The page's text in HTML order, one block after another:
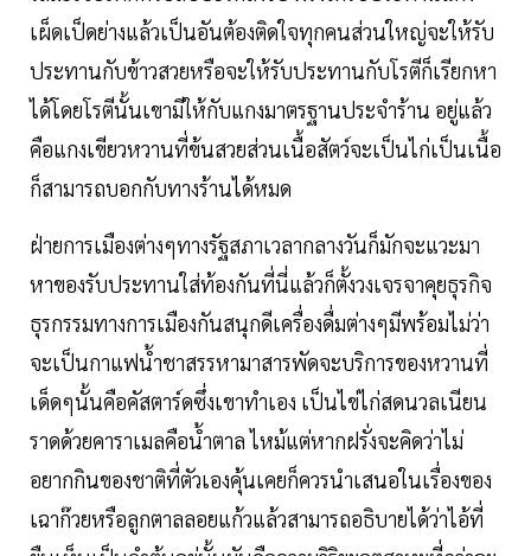
เผ็ดเป็ดย่างแล้วเป็นอันต้องติดใจทุกคนส่วนใหญ่จะให้รับ
ประทานกับข้าวสวยหรือจะให้รับประทานกับโรตีก็เรียกหา
ได้โดยโรตีนั้นเขามีให้กับแกงมาตรฐานประจำร้าน อยู่แล้ว
คือแกงเขียวหวานที่ข้นสวยส่วนเนื้อสัตว์จะเป็นไก่เป็นเนื้อ
ก็สามารถบอกกับทางร้านได้หมด
ฝ่ายการเมืองต่างๆทางรัฐสภาเวลากลางวันก็มักจะแวะมา
หาของรับประทานใส่ท้องกันที่นี่แล้วก็ตั้งวงเจรจาคุยธุรกิจ
ธุรกรรมทางการเมืองกันสนุกดีเครื่องดื่มต่างๆมีพร้อมไม่ว่า
จะเป็นกาแฟน้ำชาสรรหามาสารพัดจะบริการของหวานที่
เด็ดๆนั้นคือคัสตาร์ดซึ่งเขาทำเอง เป็นไข่ไก่สดนวลเนียน
ราดด้วยคาราเมลคือน้ำตาล ไหม้แต่หากฝรั่งจะคิดว่าไม่
อยากกินของชาติที่ตัวเองคุ้นเคยก็ควรนำเสนอในเรื่องของ
เฉาก๊วยหรือลูกตาลลอยแก้วแล้วสามารถอธิบายได้ว่าไอ้ที่